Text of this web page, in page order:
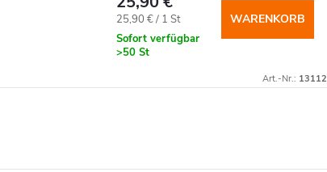
Verkaufspreis:
25,90 € / 1 St
Sofort verfügbar
>50 St
WARENKORB
Art.-Nr.: 13112